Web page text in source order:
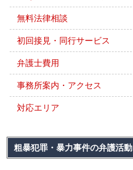
無料法律相談
初回接見・同行サービス
弁護士費用
事務所案内・アクセス
対応エリア
粗暴犯罪・暴力事件の弁護活動